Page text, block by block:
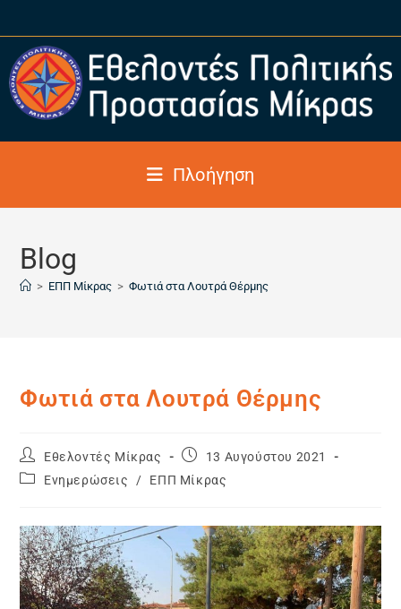
Πλοήγηση
Blog
> ΕΠΠ Μίκρας > Φωτιά στα Λουτρά Θέρμης
Φωτιά στα Λουτρά Θέρμης
Εθελοντές Μίκρας
13 Αυγούστου 2021
Ενημερώσεις
/ ΕΠΠ Μίκρας